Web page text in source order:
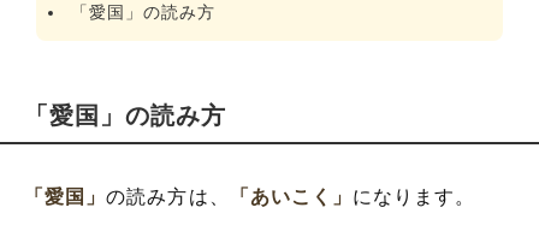
「愛国」の読み方
「愛国」の読み方
「愛国」の読み方は、 「あいこく」 になります。